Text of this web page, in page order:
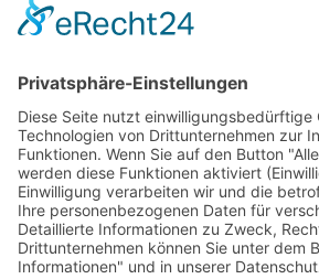
Home
Flyer
Legal
Rufen Sie un an
B2B-Partner
Legal